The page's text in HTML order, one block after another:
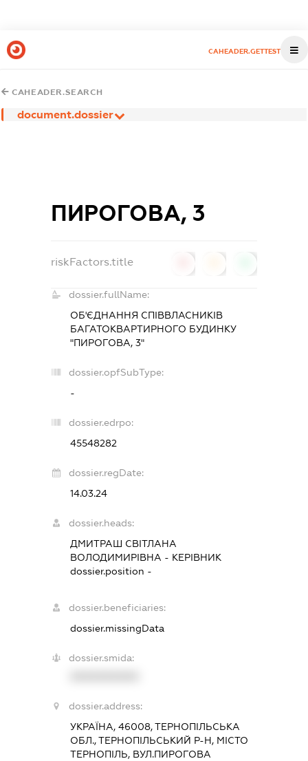
CAHEADER.GETTEST
CAHEADER.SEARCH
document.dossier
ПИРОГОВА, 3
riskFactors.title
dossier.fullName:
ОБ'ЄДНАННЯ СПІВВЛАСНИКІВ
БАГАТОКВАРТИРНОГО БУДИНКУ
"ПИРОГОВА, 3"
dossier.opfSubType:
-
dossier.edrpo:
45548282
dossier.regDate:
14.03.24
dossier.heads:
ДМИТРАШ СВІТЛАНА
ВОЛОДИМИРІВНА - КЕРІВНИК
dossier.position -
dossier.beneficiaries:
dossier.missingData
dossier.smida:
dossier.address:
УКРАЇНА, 46008, ТЕРНОПІЛЬСЬКА
ОБЛ., ТЕРНОПІЛЬСЬКИЙ Р-Н, МІСТО
ТЕРНОПІЛЬ, ВУЛ.ПИРОГОВА